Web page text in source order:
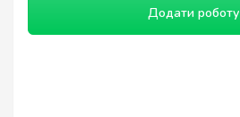
Додати роботу